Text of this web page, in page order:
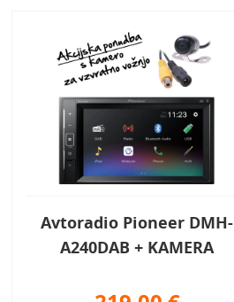
Avtoradio Pioneer DMH-
A240DAB + KAMERA